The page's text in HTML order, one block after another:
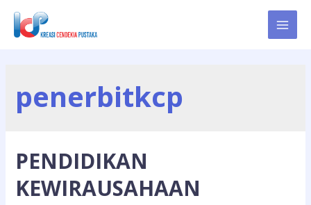
content
penerbitkcp
PENDIDIKAN
KEWIRAUSAHAAN